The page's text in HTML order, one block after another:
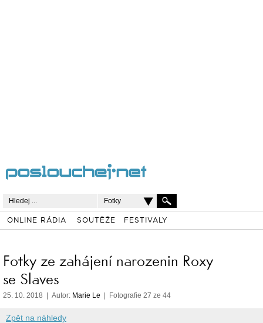
Fotky
ONLINE RÁDIA SOUTĚŽE FESTIVALY
Fotky ze zahájení narozenin Roxy
se Slaves
25. 10. 2018 | Autor: Marie Le | Fotografie 27 ze 44
Zpět na náhledy